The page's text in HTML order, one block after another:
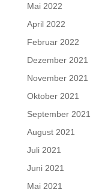
Mai 2022
April 2022
Februar 2022
Dezember 2021
November 2021
Oktober 2021
September 2021
August 2021
Juli 2021
Juni 2021
Mai 2021